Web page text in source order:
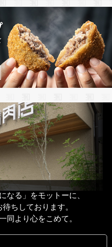
なる」をモットーに、
ちしております。
同より心をこめて。